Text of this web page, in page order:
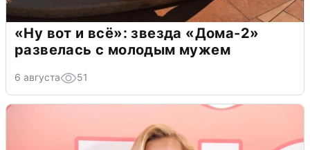
«Ну вот и всё»: звезда «Дома-2»
развелась с молодым мужем
6 августа 51